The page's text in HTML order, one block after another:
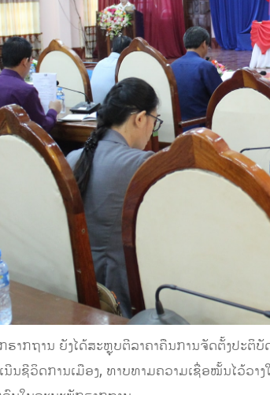
ຍັງໄດ້ສະຫຼຸບຕີລາຄາຄືນການຈັດຕັ້ງປະຕິບັດວ
ນຊີວິດການເມືອງ, ທາບທາມຄວາມເຊື່ອໝັ້ນໄວ້ວ